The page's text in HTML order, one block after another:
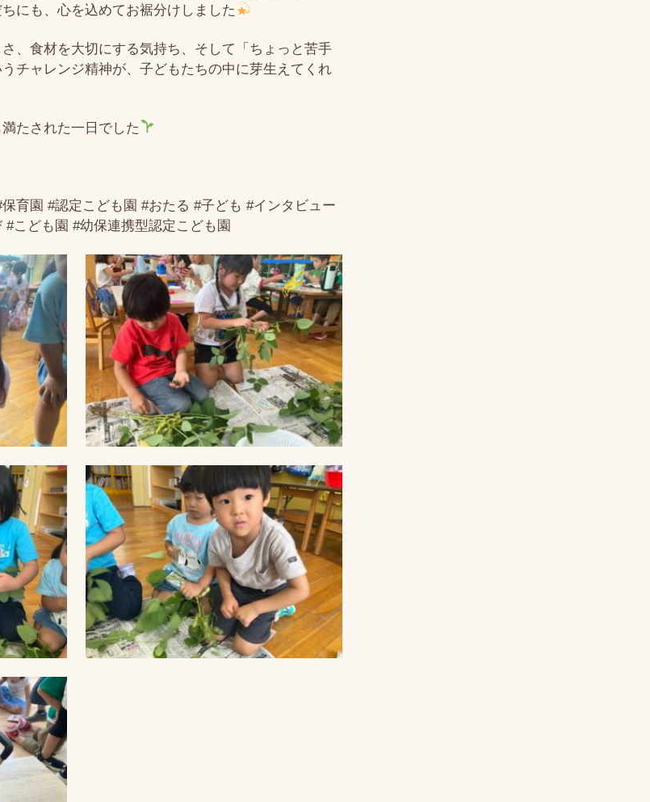
にも、心を込めてお裾分けしました
、食材を大切にする気持ち、そして「ちょっと苦手
チャレンジ精神が、子どもたちの中に芽生えてくれ
たされた一日でした
育園 #認定こども園 #おたる #子ども #インタビュー
こども園 #幼保連携型認定こども園